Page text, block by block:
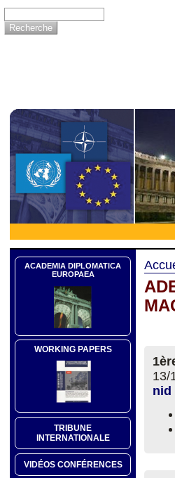
ACADEMIA DIPLOMATICA
EUROPAEA
WORKING PAPERS
TRIBUNE
INTERNATIONALE
VIDÉOS CONFÉRENCES
13/
nid